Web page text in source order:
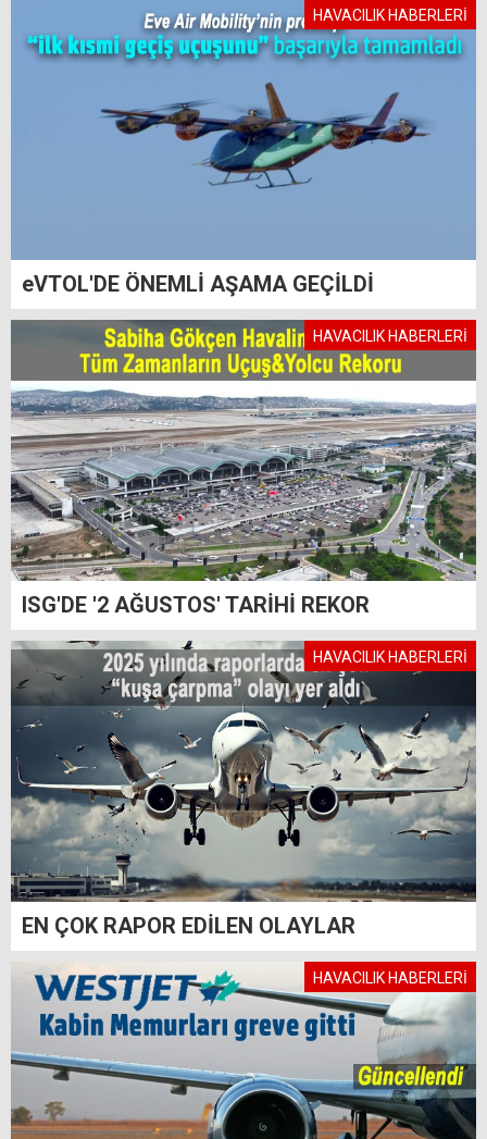
HAVACILIK HABERLERİ
eVTOL'DE ÖNEMLİ AŞAMA GEÇİLDİ
HAVACILIK HABERLERİ
ISG'DE '2 AĞUSTOS' TARİHİ REKOR
HAVACILIK HABERLERİ
EN ÇOK RAPOR EDİLEN OLAYLAR
HAVACILIK HABERLERİ